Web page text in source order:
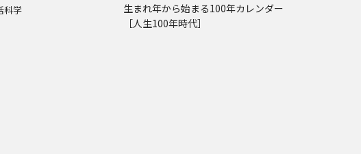
科学
生まれ年から始まる100年カレンダー
［人生100年時代］